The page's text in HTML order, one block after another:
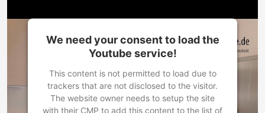
We need your consent to load the
Youtube service!
This content is not permitted to load due to
trackers that are not disclosed to the visitor.
The website owner needs to setup the site
with their CMP to add this content to the list of